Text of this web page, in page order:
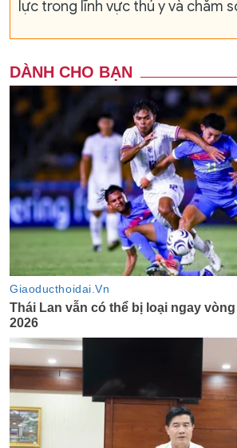
lực trong lĩnh vực thú y và chăm